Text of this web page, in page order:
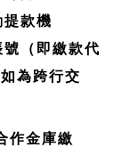
款機
號（即繳款代
為跨行交
作金庫繳